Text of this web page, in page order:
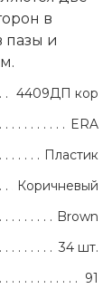
в
пазы и
4409ДП кор
ERA
Пластик
Коричневый
Brown
34 шт.
91